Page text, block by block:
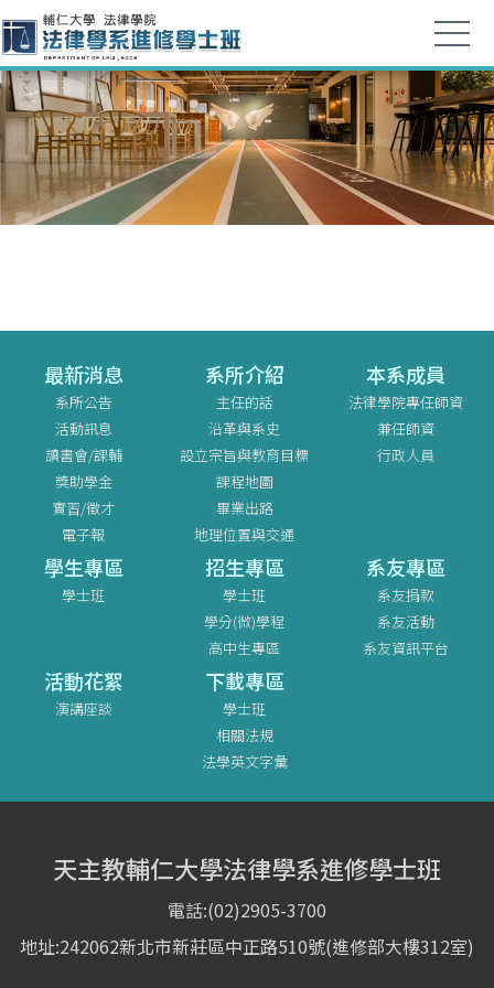
最新消息
系所公告
活動訊息
讀書會/課輔
獎助學金
實習/徵才
電子報
系所介紹
主任的話
沿革與系史
設立宗旨與教育目標
課程地圖
畢業出路
地理位置與交通
本系成員
法律學院專任師資
兼任師資
行政人員
學生專區
學士班
招生專區
學士班
學分(微)學程
高中生專區
系友專區
系友捐款
系友活動
系友資訊平台
活動花絮
演講座談
下載專區
學士班
相關法規
法學英文字彙
天主教輔仁大學法律學系進修學士班
電話:(02)2905-3700
地址:242062新北市新莊區中正路510號(進修部大樓312室)